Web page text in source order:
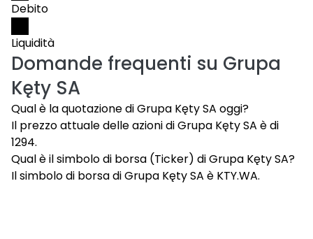
Debito
Liquidità
Domande frequenti su Grupa
Kęty SA
Qual è la quotazione di Grupa Kęty SA oggi?
Il prezzo attuale delle azioni di Grupa Kęty SA è di
1294.
Qual è il simbolo di borsa (Ticker) di Grupa Kęty SA?
Il simbolo di borsa di Grupa Kęty SA è KTY.WA.